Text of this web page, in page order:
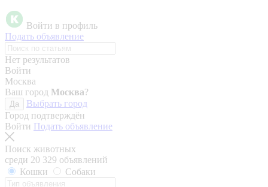
Войти в профиль
Подать объявление
Нет результатов
Войти
Москва
Ваш город Москва?
Да
Выбрать город
Город подтверждён
Войти Подать объявление
Поиск животных
среди 20 329 объявлений
Кошки
Собаки